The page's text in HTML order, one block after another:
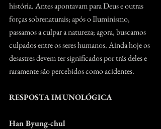
história. Antes apontavam para Deus e outras
forças sobrenaturais; após o Iluminismo,
passamos a culpar a natureza; agora, buscamos
culpados entre os seres humanos. Ainda hoje os
desastres devem ter significados por trás deles e
raramente são percebidos como acidentes.
RESPOSTA IMUNOLÓGICA
Han Byung-chul